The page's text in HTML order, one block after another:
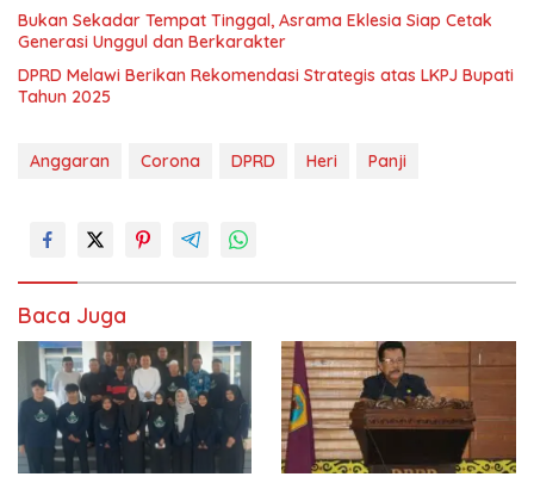
Bukan Sekadar Tempat Tinggal, Asrama Eklesia Siap Cetak
Generasi Unggul dan Berkarakter
DPRD Melawi Berikan Rekomendasi Strategis atas LKPJ Bupati
Tahun 2025
Anggaran Corona DPRD Heri Panji
Baca Juga